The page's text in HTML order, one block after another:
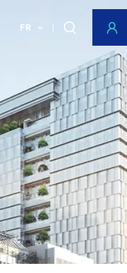
FR
Votre bâtiment
Lieux de travail
Lieux de vie
Lieux de loisirs / achat
Contact